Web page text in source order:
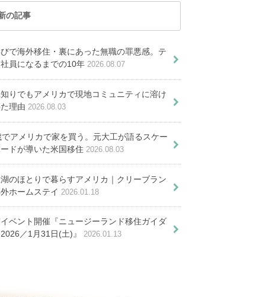
価値観が壊されることも面
白い！？フランスに１６年
住んで感じる事
長期滞在ホームステイのサポ
等）
ンスのアーデッシュへホーム
の理由
強方法５選
ザ切替までの手順と体験談
で全部！生活にかかるお金
しよう
・パリでの実例と魅力
リヨンの治安事情を現地在
が解説
の記事
で海外移住・裏にあった無職の罪悪感。テ
員になるまでの10年 2026.08.07
知りでもアメリカで現地コミュニティに溶け
理由 2026.08.03
アメリカで家を買う。元大工が語るスケー
ードが導いた米国移住 2026.08.03
のほとりで暮らすアメリカ｜クリーブラン
外ホームステイ 2026.01.18
ベント開催『ニュージーランド移住ガイダ
／1月31日(土)』
2026.01.13